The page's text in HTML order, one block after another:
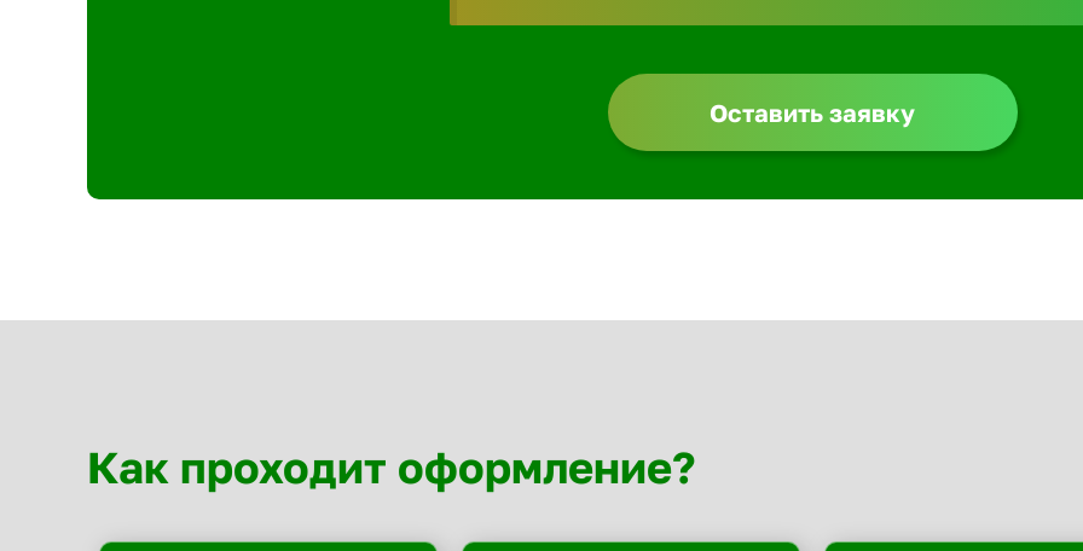
Оставить заявку
Как проходит оформление?